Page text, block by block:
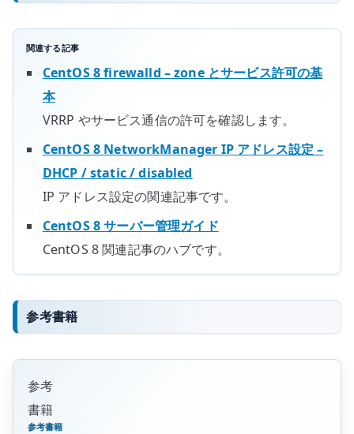
関連する記事
CentOS 8 firewalld – zone とサービス許可の基
本
VRRP やサービス通信の許可を確認します。
CentOS 8 NetworkManager IP アドレス設定 –
DHCP / static / disabled
IP アドレス設定の関連記事です。
CentOS 8 サーバー管理ガイド
CentOS 8 関連記事のハブです。
参考書籍
参考
書籍
参考書籍